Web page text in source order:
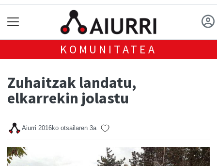
KOMUNITATEA
Zuhaitzak landatu,
elkarrekin jolastu
Aiurri 2016ko otsailaren 3a